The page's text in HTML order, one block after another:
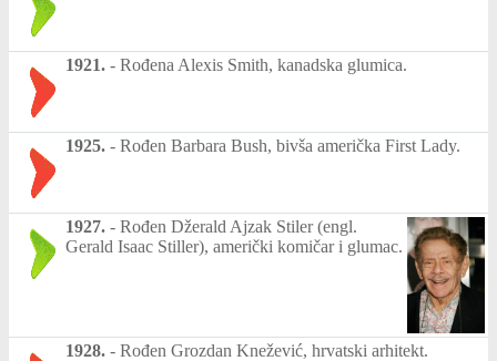
1921. - Rođena Alexis Smith, kanadska glumica.
1925. - Rođen Barbara Bush, bivša američka First Lady.
1927. - Rođen Džerald Ajzak Stiler (engl.
Gerald Isaac Stiller), američki komičar i glumac.
1928. - Rođen Grozdan Knežević, hrvatski arhitekt.